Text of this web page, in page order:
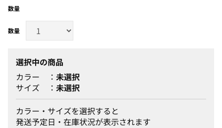
数量
選択中の商品
カラー
未選択
サイズ
未選択
カラー・サイズを選択すると
発送予定日・在庫状況が表示されます